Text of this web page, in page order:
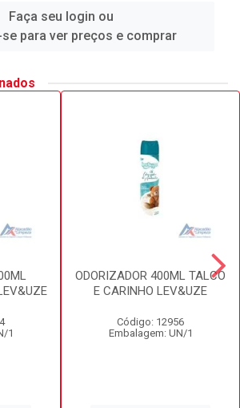
Faça seu login ou
para ver preços e comprar
1
ODORIZADOR 400ML TALCO
E CARINHO LEV&UZE
Código: 12956
Embalagem: UN/1